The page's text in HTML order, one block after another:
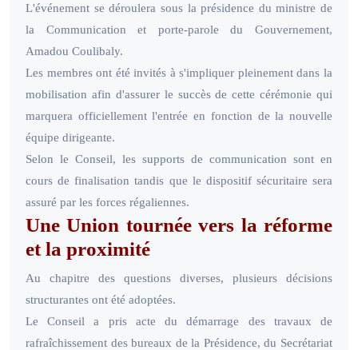
L'événement se déroulera sous la présidence du ministre de
la Communication et porte-parole du Gouvernement,
Amadou Coulibaly.
Les membres ont été invités à s'impliquer pleinement dans la
mobilisation afin d'assurer le succès de cette cérémonie qui
marquera officiellement l'entrée en fonction de la nouvelle
équipe dirigeante.
Selon le Conseil, les supports de communication sont en
cours de finalisation tandis que le dispositif sécuritaire sera
assuré par les forces régaliennes.
Une Union tournée vers la réforme
et la proximité
Au chapitre des questions diverses, plusieurs décisions
structurantes ont été adoptées.
Le Conseil a pris acte du démarrage des travaux de
rafraîchissement des bureaux de la Présidence, du Secrétariat